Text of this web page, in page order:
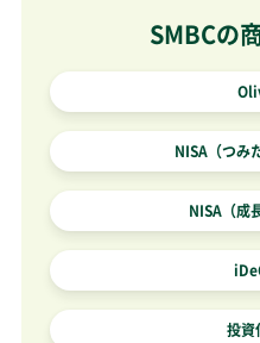
SMBCの
NISA（つみ
NISA（成
投資